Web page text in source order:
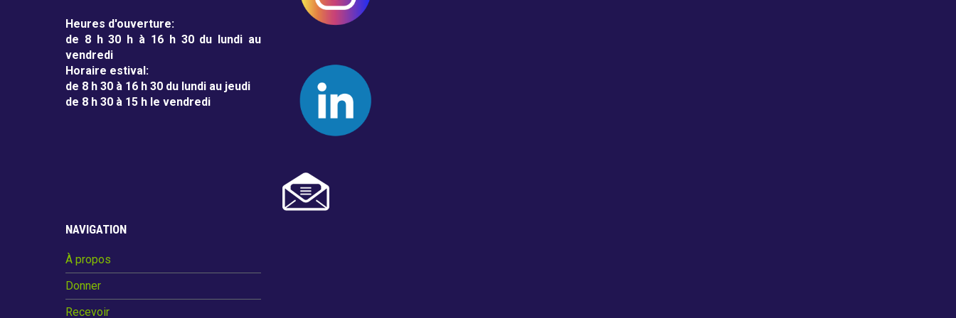
Heures d'ouverture:
de 8 h 30 h à 16 h 30 du lundi au
vendredi
Horaire estival:
de 8 h 30 à 16 h 30 du lundi au jeudi
de 8 h 30 à 15 h le vendredi
NAVIGATION
À propos
Donner
Recevoir